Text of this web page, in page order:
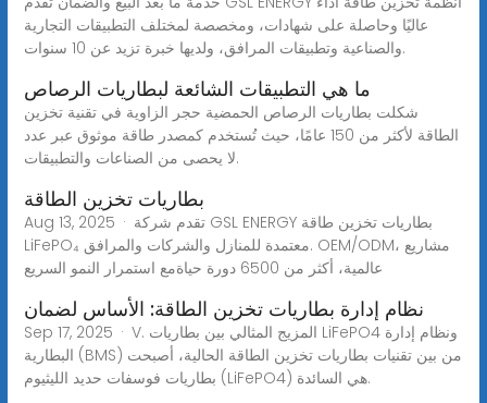
عاليًا وحاصلة على شهادات، ومخصصة لمختلف التطبيقات التجارية
والصناعية وتطبيقات المرافق، ولديها خبرة تزيد عن 10 سنوات.
ما هي التطبيقات الشائعة لبطاريات الرصاص
شكلت بطاريات الرصاص الحمضية حجر الزاوية في تقنية تخزين
الطاقة لأكثر من 150 عامًا، حيث تُستخدم كمصدر طاقة موثوق عبر عدد
لا يحصى من الصناعات والتطبيقات.
بطاريات تخزين الطاقة
Aug 13, 2025 · تقدم شركة GSL ENERGY بطاريات تخزين طاقة
LiFePO₄ معتمدة للمنازل والشركات والمرافق. OEM/ODM، مشاريع
عالمية، أكثر من 6500 دورة حياةمع استمرار النمو السريع
نظام إدارة بطاريات تخزين الطاقة: الأساس لضمان
Sep 17, 2025 · V. المزيج المثالي بين بطاريات LiFePO4 ونظام إدارة
البطارية (BMS) من بين تقنيات بطاريات تخزين الطاقة الحالية، أصبحت
بطاريات فوسفات حديد الليثيوم (LiFePO4) هي السائدة.